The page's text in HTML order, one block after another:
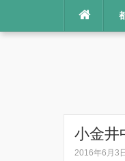
小金井
2016年6月3日